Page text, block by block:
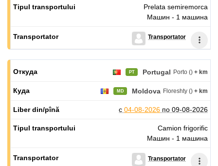
Prelata semiremorca
Машин - 1 машина
Transportator
PT Portugal Porto () + km
MD Moldova Floreshty () + km
с 04-08-2026 по 09-08-2026
Camion frigorific
Машин - 1 машина
Transportator